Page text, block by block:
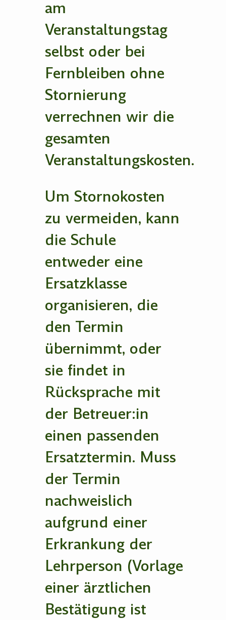
am
Veranstaltungstag
selbst oder bei
Fernbleiben ohne
Stornierung
verrechnen wir die
gesamten
Veranstaltungskosten.
Um Stornokosten
zu vermeiden, kann
die Schule
entweder eine
Ersatzklasse
organisieren, die
den Termin
übernimmt, oder
sie findet in
Rücksprache mit
der Betreuer:in
einen passenden
Ersatztermin. Muss
der Termin
nachweislich
aufgrund einer
Erkrankung der
Lehrperson (Vorlage
einer ärztlichen
Bestätigung ist